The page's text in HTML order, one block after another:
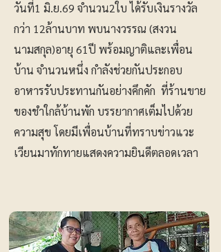
วันที่1 มิ.ย.69 จำนวน2ใบ ได้รับเงินรางวัล
กว่า 12ล้านบาท พบนางวรรณ (สงวน
นามสกุล)อายุ 61ปี พร้อมญาติและเพื่อน
บ้าน จำนวนหนึ่ง กำลังช่วยกันประกอบ
อาหารรับประทานกันอย่างคึกคัก ที่ร้านขาย
ของชำใกล้บ้านพัก บรรยากาศเต็มไปด้วย
ความสุข โดยมีเพื่อนบ้านที่ทราบข่าวแวะ
เวียนมาทักทายแสดงความยินดีตลอดเวลา